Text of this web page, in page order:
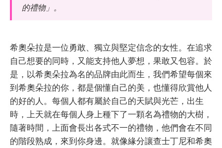
的禮物」。
希奧朵拉是一位勇敢、獨立與堅定信念的女性。在追求
自己想要的同時，又能支持他人夢想，果敢又包容。於
是，以希奧朵拉為名的品牌由此而生，我們希望每個來
到希奧朵拉的你，都是個懂自己的美，也懂得欣賞他人
的好的人。每個人都有屬於自己的天賦與光芒，出生
時，上天就在每個人身上種下了一顆名為禮物的大樹，
隨著時間，上面會長出各式不一的禮物，他們會在不同
的階段熟成，來到你身邊。就像緣分讓查士丁尼和希奧